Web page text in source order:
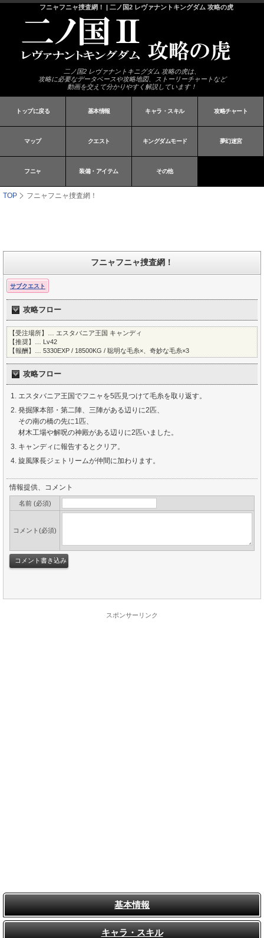
フニャフニャ捜査網！ | 二ノ国2 レヴァナントキングダム 攻略の虎
二ノ国2 レヴァナントキニグダム 攻略の虎は、
攻略に必要なデータベースや攻略地図、ストーリーチャートなど
動画を交えて分かりやすく解説しています！
トップに戻る 基本情報 キャラ・スキル 攻略チャート
マップ クエスト キングダムモード 夢幻迷宮
フニャ 装備・アイテム その他
TOP フニャフニャ捜査網！
フニャフニャ捜査網！
サブクエスト
攻略フロー
【受注場所】… エスタバニア王国 キャンディ
【推奨】… Lv42
【報酬】… 5330EXP / 18500KG / 聡明な毛糸×、奇妙な毛糸×3
攻略フロー
エスタバニア王国でフニャを5匹見つけて毛糸を取り返す。
発掘隊本部・第二陣、三陣がある辺りに2匹、
その南の橋の先に1匹、
材木工場や解呪の神殿がある辺りに2匹いました。
キャンディに報告するとクリア。
旋風隊長ジェトリームが仲間に加わります。
情報提供、コメント
名前 (必須)
コメント(必須)
スポンサーリンク
基本情報
キャラ・スキル